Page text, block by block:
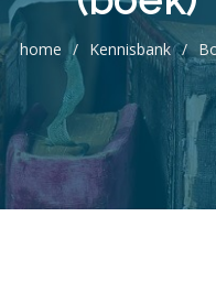
home / Kennisbank /